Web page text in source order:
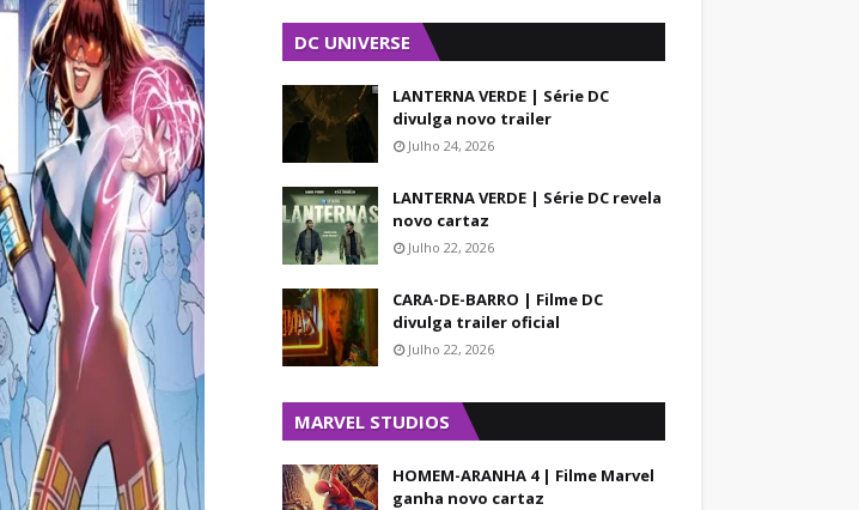
DC UNIVERSE
LANTERNA VERDE | Série DC
divulga novo trailer
Julho 24, 2026
LANTERNA VERDE | Série DC revela
novo cartaz
Julho 22, 2026
CARA-DE-BARRO | Filme DC
divulga trailer oficial
Julho 22, 2026
MARVEL STUDIOS
HOMEM-ARANHA 4 | Filme Marvel
ganha novo cartaz